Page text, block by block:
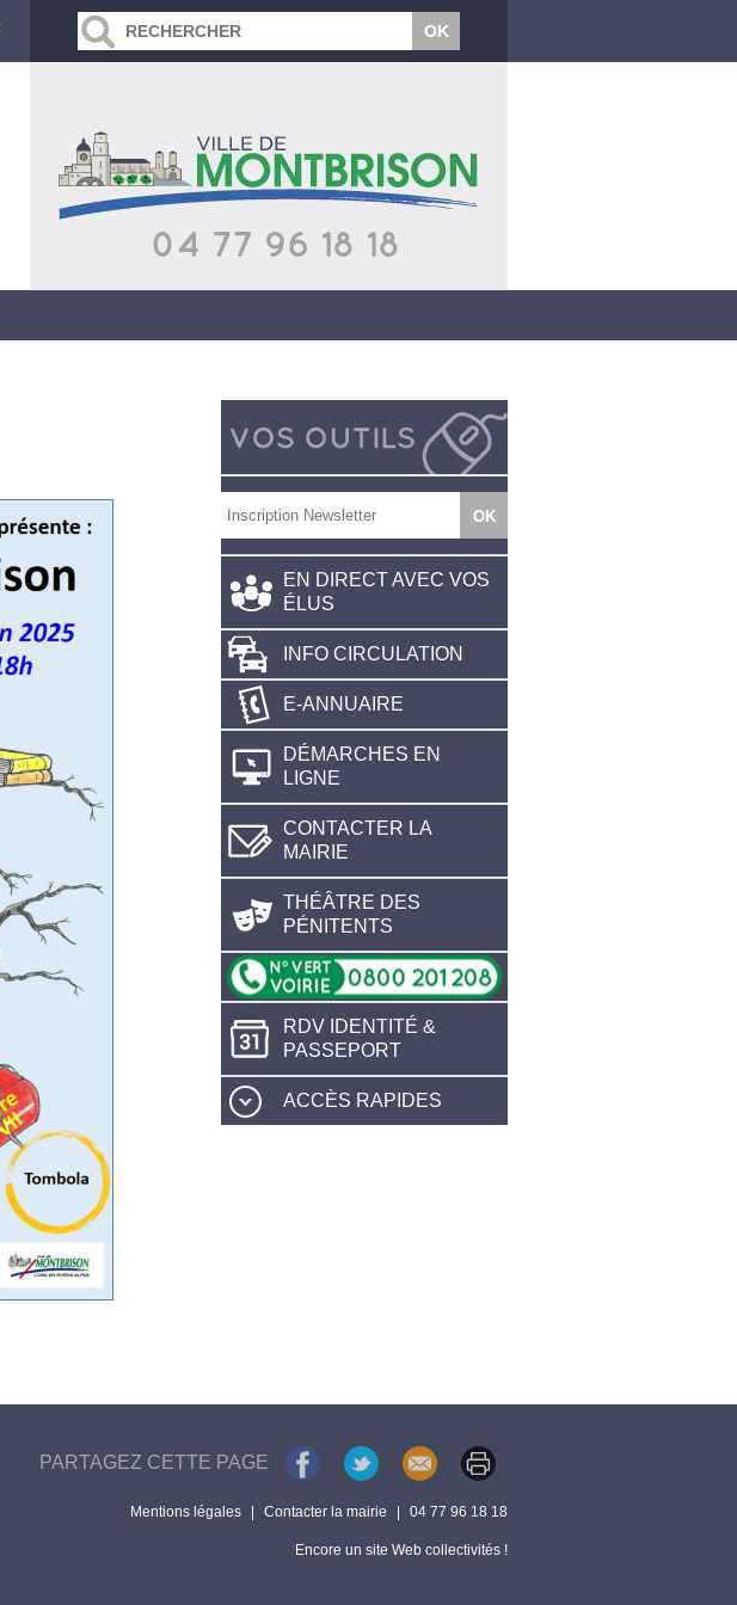
EN DIRECT AVEC VOS
ÉLUS
INFO CIRCULATION
E-ANNUAIRE
DÉMARCHES EN
LIGNE
CONTACTER LA
MAIRIE
THÉÂTRE DES
PÉNITENTS
RDV IDENTITÉ &
PASSEPORT
ACCÈS RAPIDES
PARTAGEZ CETTE PAGE
Mentions légales Contacter la mairie 04 77 96 18 18
Encore un site Web collectivités !